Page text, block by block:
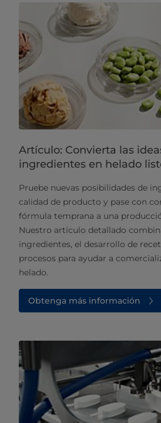
Artículo: Convierta las
ingredientes en helado
Pruebe nuevas posibilidades de
calidad de producto y pase con
fórmula temprana a una
Nuestro artículo detallado
ingredientes, el desarrollo de
procesos para ayudar a
helado.
Obtenga más información